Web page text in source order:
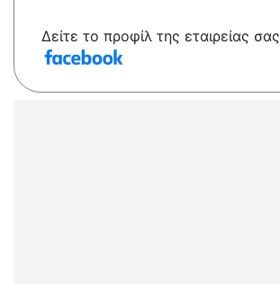
Δείτε το προφίλ της εταιρείας σας